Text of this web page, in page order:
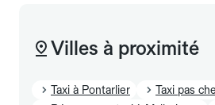
Villes à proximité
Taxi à Pontarlier
Taxi pas